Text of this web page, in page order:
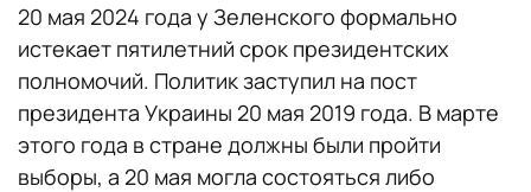
20 мая 2024 года у Зеленского формально
истекает пятилетний срок президентских
полномочий. Политик заступил на пост
президента Украины 20 мая 2019 года. В марте
этого года в стране должны были пройти
выборы, а 20 мая могла состояться либо